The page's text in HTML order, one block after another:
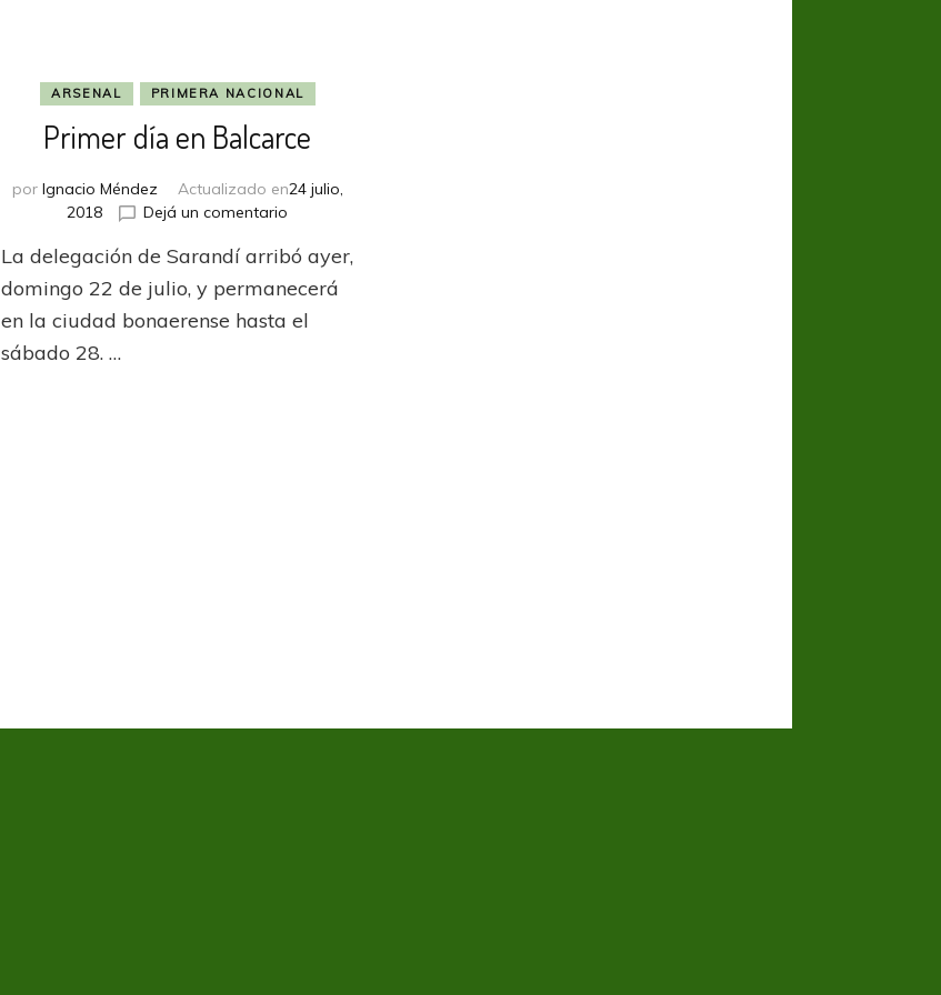
ARSENAL PRIMERA NACIONAL
Primer día en Balcarce
por Ignacio Méndez Actualizado en24 julio,
2018
Dejá un comentario
día
en
La delegación de Sarandí arribó ayer,
domingo 22 de julio, y permanecerá
en la ciudad bonaerense hasta el
sábado 28. …